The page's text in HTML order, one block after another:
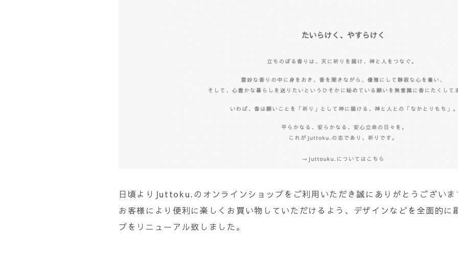
日頃よりJuttoku.のオンラインショップをご利用いただき誠にありがとうございま
お客様により便利に楽しくお買い物していただけるよう、デザインなどを全面的に
プをリニューアル致しました。